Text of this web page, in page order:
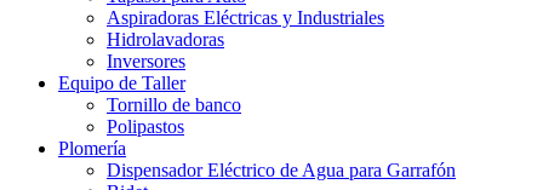
Aspiradoras Eléctricas y Industriales
Hidrolavadoras
Inversores
Equipo de Taller
Tornillo de banco
Polipastos
Plomería
Dispensador Eléctrico de Agua para Garrafón